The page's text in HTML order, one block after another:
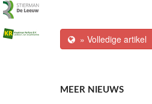
» Volledige artikel
MEER NIEUWS